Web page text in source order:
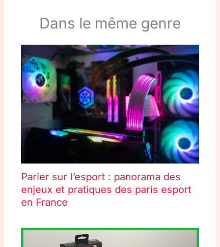
Dans le même genre
Parier sur l’esport : panorama des
enjeux et pratiques des paris esport
en France